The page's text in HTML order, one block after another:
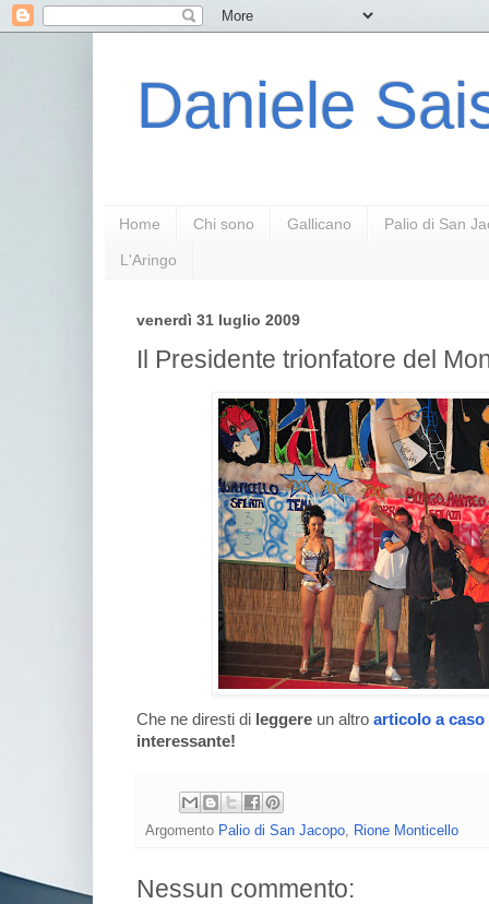
Daniele
Home Chi sono Gallicano Palio di San
L'Aringo
venerdì 31 luglio 2009
Il Presidente trionfatore del
Che ne diresti di leggere un altro articolo a caso
interessante!
Argomento Palio di San Jacopo Rione Monticello
Nessun commento: